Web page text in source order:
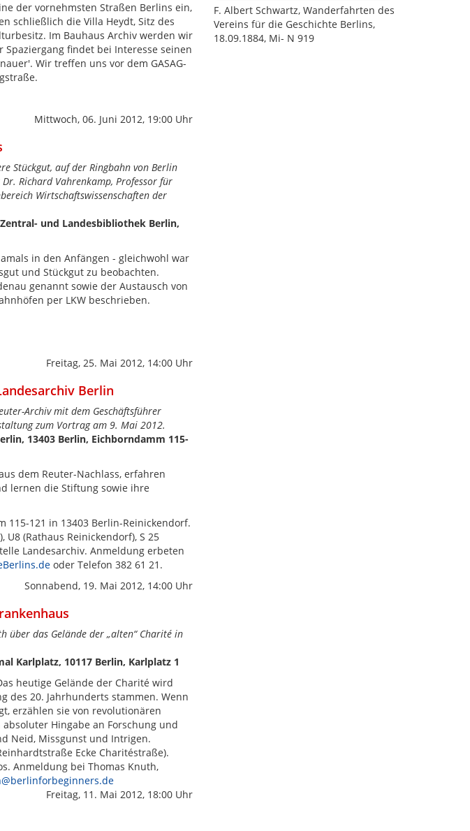
der vornehmsten Straßen Berlins ein,
schließlich die Villa Heydt, Sitz des
Im Bauhaus Archiv werden wir
findet bei Interesse seinen
Wir treffen uns vor dem GASAG-
Mittwoch, 06. Juni 2012, 19:00 Uhr
Stückgut, auf der Ringbahn von Berlin
Richard Vahrenkamp, Professor für
Wirtschaftswissenschaften der
und Landesbibliothek Berlin,
in den Anfängen - gleichwohl war
und Stückgut zu beobachten.
genannt sowie der Austausch von
per LKW beschrieben.
Freitag, 25. Mai 2012, 14:00 Uhr
Berlin
Archiv mit dem Geschäftsführer
zum Vortrag am 9. Mai 2012.
13403 Berlin, Eichborndamm 115-
dem Reuter-Nachlass, erfahren
lernen die Stiftung sowie ihre
115-121 in 13403 Berlin-Reinickendorf.
(Rathaus Reinickendorf), S 25
Landesarchiv. Anmeldung erbeten
oder Telefon 382 61 21.
Sonnabend, 19. Mai 2012, 14:00 Uhr
über das Gelände der „alten“ Charité in
Karlplatz, 10117 Berlin, Karlplatz 1
heutige Gelände der Charité wird
des 20. Jahrhunderts stammen. Wenn
erzählen sie von revolutionären
Hingabe an Forschung und
Neid, Missgunst und Intrigen.
Ecke Charitéstraße).
Anmeldung bei Thomas Knuth,
Freitag, 11. Mai 2012, 18:00 Uhr
F. Albert Schwartz, Wanderfahrten des
Vereins für die Geschichte Berlins,
18.09.1884, Mi- N 919